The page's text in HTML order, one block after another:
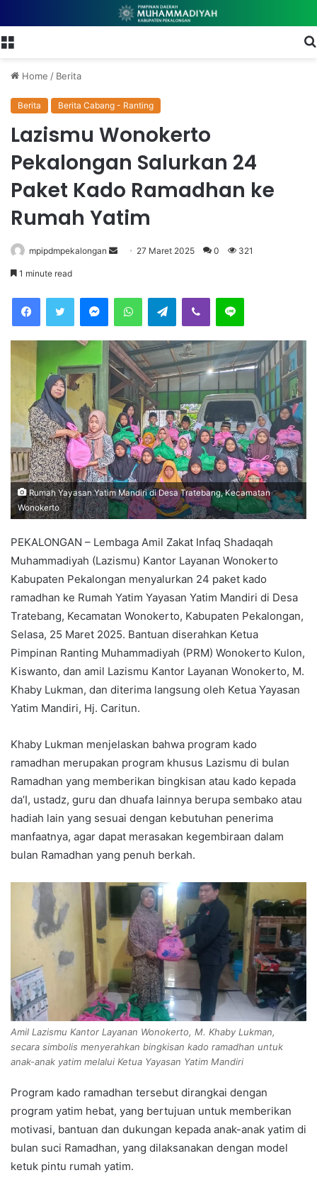
Home / Berita
Berita Berita Cabang - Ranting
Lazismu Wonokerto
Pekalongan Salurkan 24
Paket Kado Ramadhan ke
Rumah Yatim
mpipdmpekalongan
e
m
a
i
l
27 Maret 2025 0 321
1 minute read
Telegram
Rumah Yayasan Yatim Mandiri di Desa Tratebang, Kecamatan
Wonokerto
PEKALONGAN – Lembaga Amil Zakat Infaq Shadaqah
Muhammadiyah (Lazismu) Kantor Layanan Wonokerto
Kabupaten Pekalongan menyalurkan 24 paket kado
ramadhan ke Rumah Yatim Yayasan Yatim Mandiri di Desa
Tratebang, Kecamatan Wonokerto, Kabupaten Pekalongan,
Selasa, 25 Maret 2025. Bantuan diserahkan Ketua
Pimpinan Ranting Muhammadiyah (PRM) Wonokerto Kulon,
Kiswanto, dan amil Lazismu Kantor Layanan Wonokerto, M.
Khaby Lukman, dan diterima langsung oleh Ketua Yayasan
Yatim Mandiri, Hj. Caritun.
Khaby Lukman menjelaskan bahwa program kado
ramadhan merupakan program khusus Lazismu di bulan
Ramadhan yang memberikan bingkisan atau kado kepada
da’I, ustadz, guru dan dhuafa lainnya berupa sembako atau
hadiah lain yang sesuai dengan kebutuhan penerima
manfaatnya, agar dapat merasakan kegembiraan dalam
bulan Ramadhan yang penuh berkah.
Amil Lazismu Kantor Layanan Wonokerto, M. Khaby Lukman,
secara simbolis menyerahkan bingkisan kado ramadhan untuk
anak-anak yatim melalui Ketua Yayasan Yatim Mandiri
Program kado ramadhan tersebut dirangkai dengan
program yatim hebat, yang bertujuan untuk memberikan
motivasi, bantuan dan dukungan kepada anak-anak yatim di
bulan suci Ramadhan, yang dilaksanakan dengan model
ketuk pintu rumah yatim.